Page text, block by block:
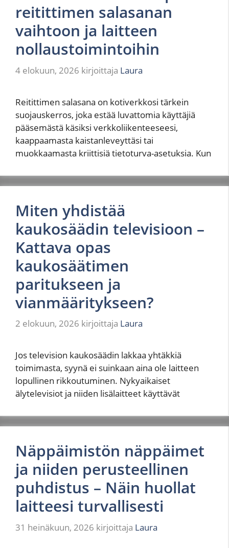
reitittimen salasanan
vaihtoon ja laitteen
nollaustoimintoihin
4 elokuun, 2026 kirjoittaja Laura
Reitittimen salasana on kotiverkkosi tärkein
suojauskerros, joka estää luvattomia käyttäjiä
pääsemästä käsiksi verkkoliikenteeseesi,
kaappaamasta kaistanleveyttäsi tai
muokkaamasta kriittisiä tietoturva-asetuksia. Kun
Miten yhdistää
kaukosäädin televisioon –
Kattava opas
kaukosäätimen
paritukseen ja
vianmääritykseen?
2 elokuun, 2026 kirjoittaja Laura
Jos television kaukosäädin lakkaa yhtäkkiä
toimimasta, syynä ei suinkaan aina ole laitteen
lopullinen rikkoutuminen. Nykyaikaiset
älytelevisiot ja niiden lisälaitteet käyttävät
Näppäimistön näppäimet
ja niiden perusteellinen
puhdistus – Näin huollat
laitteesi turvallisesti
31 heinäkuun, 2026 kirjoittaja Laura